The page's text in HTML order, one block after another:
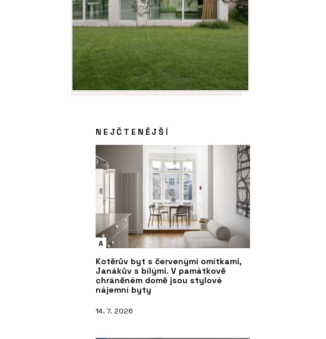
NEJČTENĚJŠÍ
A
Kotěrův byt s červenými omítkami,
Janákův s bílými. V památkově
chráněném domě jsou stylové
nájemní byty
14. 7. 2026